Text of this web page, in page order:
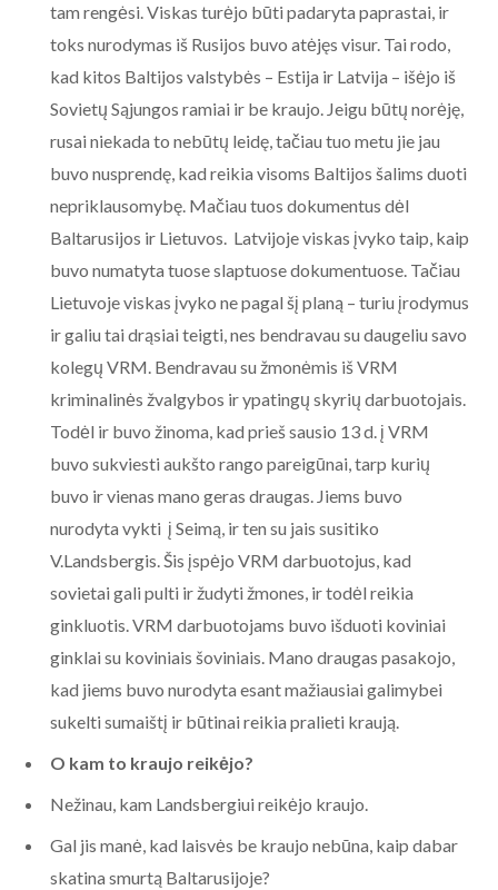
tam rengėsi. Viskas turėjo būti padaryta paprastai, ir
toks nurodymas iš Rusijos buvo atėjęs visur. Tai rodo,
kad kitos Baltijos valstybės – Estija ir Latvija – išėjo iš
Sovietų Sąjungos ramiai ir be kraujo. Jeigu būtų norėję,
rusai niekada to nebūtų leidę, tačiau tuo metu jie jau
buvo nusprendę, kad reikia visoms Baltijos šalims duoti
nepriklausomybę. Mačiau tuos dokumentus dėl
Baltarusijos ir Lietuvos. Latvijoje viskas įvyko taip, kaip
buvo numatyta tuose slaptuose dokumentuose. Tačiau
Lietuvoje viskas įvyko ne pagal šį planą – turiu įrodymus
ir galiu tai drąsiai teigti, nes bendravau su daugeliu savo
kolegų VRM. Bendravau su žmonėmis iš VRM
kriminalinės žvalgybos ir ypatingų skyrių darbuotojais.
Todėl ir buvo žinoma, kad prieš sausio 13 d. į VRM
buvo sukviesti aukšto rango pareigūnai, tarp kurių
buvo ir vienas mano geras draugas. Jiems buvo
nurodyta vykti į Seimą, ir ten su jais susitiko
V.Landsbergis. Šis įspėjo VRM darbuotojus, kad
sovietai gali pulti ir žudyti žmones, ir todėl reikia
ginkluotis. VRM darbuotojams buvo išduoti koviniai
ginklai su koviniais šoviniais. Mano draugas pasakojo,
kad jiems buvo nurodyta esant mažiausiai galimybei
sukelti sumaištį ir būtinai reikia pralieti kraują.
O kam to kraujo reikėjo?
Nežinau, kam Landsbergiui reikėjo kraujo.
Gal jis manė, kad laisvės be kraujo nebūna, kaip dabar
skatina smurtą Baltarusijoje?